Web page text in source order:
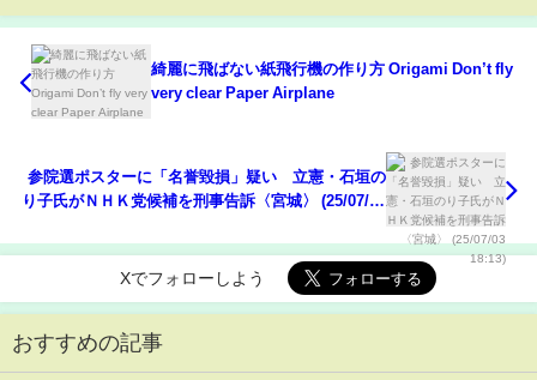
綺麗に飛ばない紙飛行機の作り方 Origami Don’t fly
very clear Paper Airplane
参院選ポスターに「名誉毀損」疑い 立憲・石垣の
り子氏がＮＨＫ党候補を刑事告訴〈宮城〉 (25/07/03
Xでフォローしよう
おすすめの記事